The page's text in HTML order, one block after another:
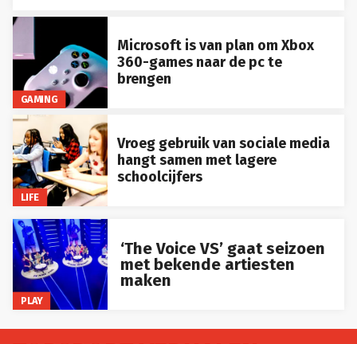
GAMING
Microsoft is van plan om Xbox
360-games naar de pc te
brengen
LIFE
Vroeg gebruik van sociale media
hangt samen met lagere
schoolcijfers
PLAY
‘The Voice VS’ gaat seizoen
met bekende artiesten
maken